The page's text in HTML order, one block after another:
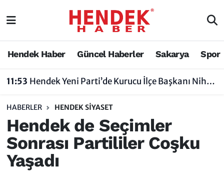
Hendek Haber Güncel Haberler Sakarya Spor
11:53 Hendek Yeni Parti’de Kurucu İlçe Başkanı Nihat Bayraktar Oldu
HABERLER HENDEK SIYASET
Hendek de Seçimler
Sonrası Partililer Coşku
Yaşadı
Hendek Haber
Nöbetçi Eczaneler
Vefat Edenler
Hendek Haber
Hakkında
Hendek Haber Reklam Servisi
Sakarya Nöbetçi Eczaneler
Sakarya Trafik Yoğunluk Haritası
Tüm Manşetler
Son Dakika Haberleri